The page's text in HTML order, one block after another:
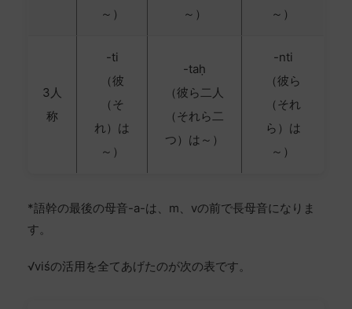
～）
～）
～）
3人
称
-ti
（彼
（そ
れ）は
～）
-taḥ
（彼ら二人
（それら二
つ）は～）
-nti
（彼ら
（それ
ら）は
～）
*語幹の最後の母音-a-は、m、vの前で長母音になりま
す。
√viśの活用を全てあげたのが次の表です。